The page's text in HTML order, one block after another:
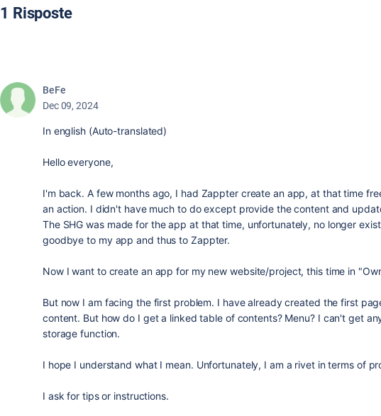
1 Risposte
BeFe
Dec 09, 2024
In english (Auto-translated)
Hello everyone,
I'm back. A few months ago, I had Zappter create an app, at that time
an action. I didn't have much to do except provide the content and
The SHG was made for the app at that time, unfortunately, no longer
goodbye to my app and thus to Zappter.
Now I want to create an app for my new website/project, this time in
But now I am facing the first problem. I have already created the first
content. But how do I get a linked table of contents? Menu? I can't get
storage function.
I hope I understand what I mean. Unfortunately, I am a rivet in terms of
I ask for tips or instructions.